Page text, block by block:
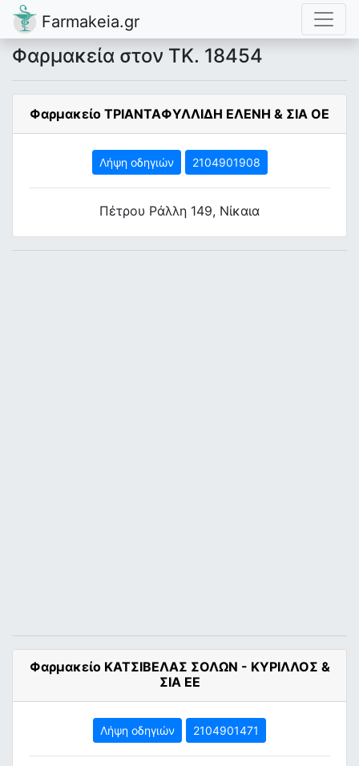
Farmakeia.gr
Φαρμακεία στον ΤΚ. 18454
Φαρμακείο ΤΡΙΑΝΤΑΦΥΛΛΙΔΗ ΕΛΕΝΗ & ΣΙΑ ΟΕ
Λήψη οδηγιών 2104901908
Πέτρου Ράλλη 149, Νίκαια
Φαρμακείο ΚΑΤΣΙΒΕΛΑΣ ΣΟΛΩΝ - ΚΥΡΙΛΛΟΣ &
ΣΙΑ ΕΕ
Λήψη οδηγιών 2104901471